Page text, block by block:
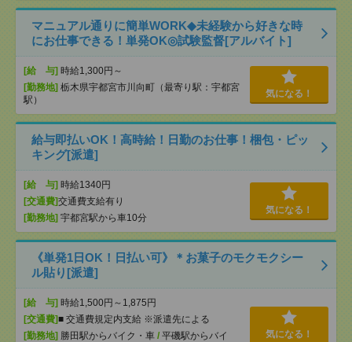
マニュアル通りに簡単WORK◆未経験から好きな時
にお仕事できる！単発OK◎試験監督[アルバイト]
[給 与] 時給1,300円～
[勤務地] 栃木県宇都宮市川向町（最寄り駅：宇都宮
駅）
気になる！
給与即払いOK！高時給！日勤のお仕事！梱包・ピッ
キング[派遣]
[給 与] 時給1340円
[交通費]交通費支給有り
[勤務地] 宇都宮駅から車10分
気になる！
《単発1日OK！日払い可》＊お菓子のモクモクシー
ル貼り[派遣]
[給 与] 時給1,500円～1,875円
[交通費]■ 交通費規定内支給 ※派遣先による
[勤務地] 勝田駅からバイク・車 / 平磯駅からバイ
気になる！